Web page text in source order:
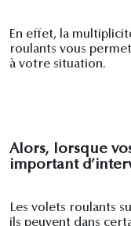
En effet, la
roulants vous
à votre situation.
Alors, lorsque
important
Les volets roulants
ils peuvent dans